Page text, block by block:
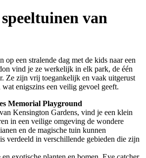
van
op een stralende dag met de kids naar een
vind je ze werkelijk in elk park, de één
Ze zijn vrij toegankelijk en vaak uitgerust
wat enigszins een veilig gevoel geeft.
Memorial Playground
Kensington Gardens, vind je een klein
in een veilige omgeving de wondere
en de magische tuin kunnen
verdeeld in verschillende gebieden die zijn